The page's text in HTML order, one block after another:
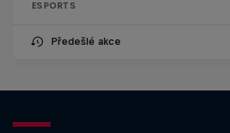
ESPORTS
Předešlé akce